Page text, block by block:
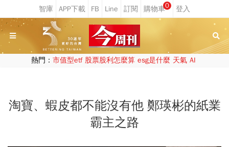
0
熱門： 市值型etf 股票股利怎麼算 esg是什麼 天氣 AI
淘寶、蝦皮都不能沒有他 鄭瑛彬的紙業
霸主之路